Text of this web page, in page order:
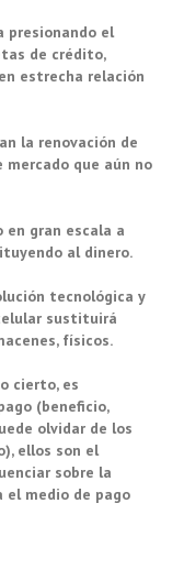
presionando el
de crédito,
estrecha relación
la renovación de
que aún no
gran escala a
al dinero.
tecnológica y
sustituirá
físicos.
cierto, es
(beneficio,
olvidar de los
ellos son el
sobre la
el medio de pago